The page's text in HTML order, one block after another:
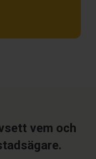
vem och